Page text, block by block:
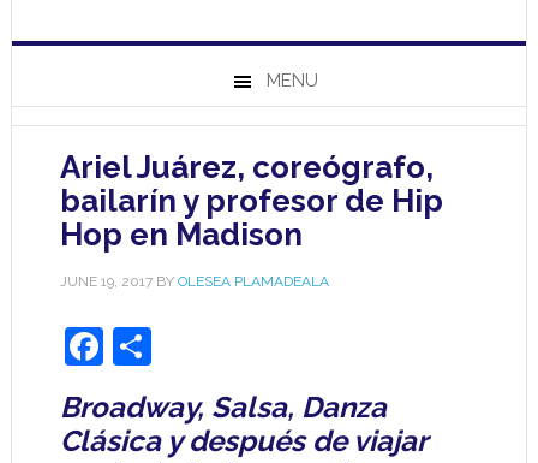
MENU
Ariel Juárez, coreógrafo,
bailarín y profesor de Hip
Hop en Madison
JUNE 19, 2017BY OLESEA PLAMADEALA
Facebook
Share
Broadway, Salsa, Danza
Clásica y después de viajar